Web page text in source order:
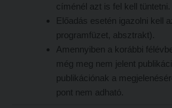
Psallite énekverseny
Innováció a pedagógushivatásban
Művészet határok nélkül
Moodle, Teams, Microsoft, eduID
Kárpátok alatt
Simonyi-verseny
címénél azt is fel kell tüntetni.
Előadás esetén igazolni kell
programfüzet, absztrakt).
Amennyiben a korábbi
még meg nem jelent
publikációnak a
pont nem adható.